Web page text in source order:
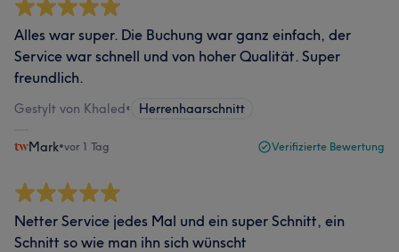
Alles war super. Die Buchung war ganz einfach, der
Service war schnell und von hoher Qualität. Super
freundlich.
Gestylt von Khaled• Herrenhaarschnitt
Mark•vor 1 Tag Verifizierte Bewertung
Netter Service jedes Mal und ein super Schnitt, ein
Schnitt so wie man ihn sich wünscht